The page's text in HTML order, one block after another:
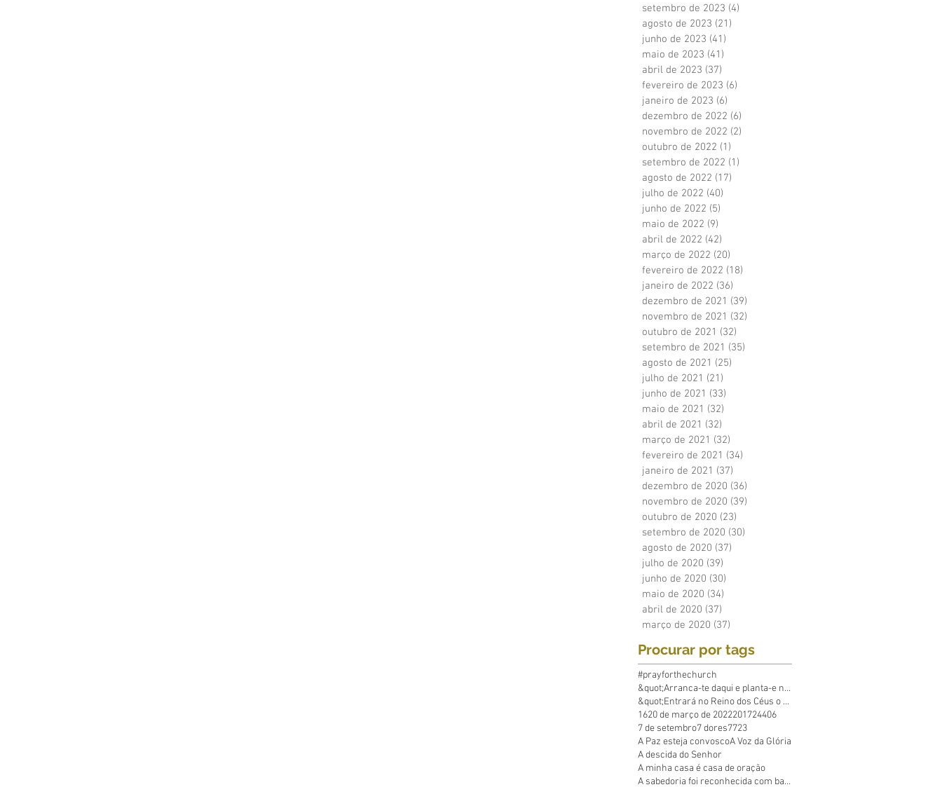
setembro de 2023 (4)
agosto de 2023 (21)
junho de 2023 (41)
maio de 2023 (41)
abril de 2023 (37)
fevereiro de 2023 (6)
janeiro de 2023 (6)
dezembro de 2022 (6)
novembro de 2022 (2)
outubro de 2022 (1)
setembro de 2022 (1)
agosto de 2022 (17)
julho de 2022 (40)
junho de 2022 (5)
maio de 2022 (9)
abril de 2022 (42)
março de 2022 (20)
fevereiro de 2022 (18)
janeiro de 2022 (36)
dezembro de 2021 (39)
novembro de 2021 (32)
outubro de 2021 (32)
setembro de 2021 (35)
agosto de 2021 (25)
julho de 2021 (21)
junho de 2021 (33)
maio de 2021 (32)
abril de 2021 (32)
março de 2021 (32)
fevereiro de 2021 (34)
janeiro de 2021 (37)
dezembro de 2020 (36)
novembro de 2020 (39)
outubro de 2020 (23)
setembro de 2020 (30)
agosto de 2020 (37)
julho de 2020 (39)
junho de 2020 (30)
maio de 2020 (34)
abril de 2020 (37)
março de 2020 (37)
Procurar por tags
#prayforthechurch
&quot;Arranca-te daqui e planta-e no mar&q
&quot;Entrará no Reino dos Céus o que põe em p
1620 de março de 2022201724406
7 de setembro7 dores7723
A Paz esteja convoscoA Voz da Glória
A descida do Senhor
A minha casa é casa de oração
A sabedoria foi reconhecida com base em Suas obras